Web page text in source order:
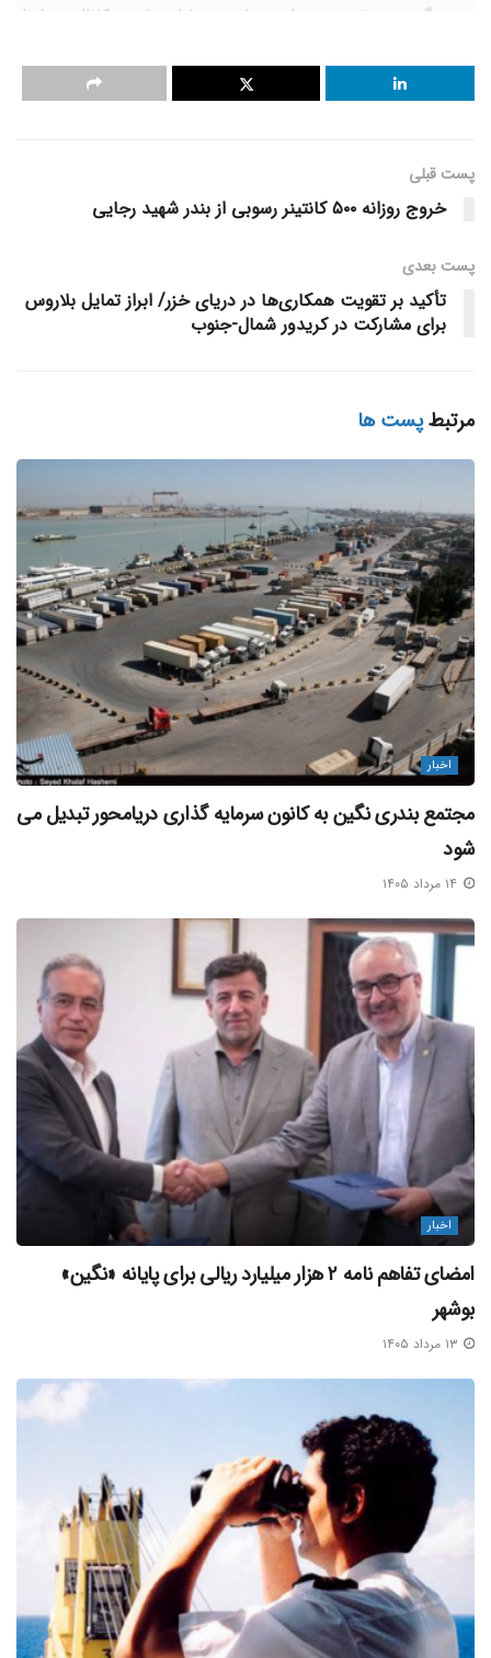
پترزبورگ بدونِ تهدید دزدان دریایی و یا ازدحام در کانال سوئز از
خط کشتیرانی بین بنادر چین و بنادر آرخانگلسک، بندر بزرگ سن
سرویس‌دهی ادامه می‌دهند.
منبع خبر
برچسب ها:
پست قبلی
خروج روزانه ۵۰۰ کانتینر رسوبی از بندر شهید رجایی
پست‌ بعدی
تأکید بر تقویت همکاری‌ها در دریای خزر/ ابراز تمایل بلاروس
برای مشارکت در کریدور شمال-جنوب
مرتبطپست ها
اخبار
مجتمع بندری نگین به کانون سرمایه‌ گذاری دریامحور تبدیل می‌
شود
اخبار
امضای تفاهم‌ نامه ۲ هزار میلیارد ریالی برای پایانه «نگین»
بوشهر